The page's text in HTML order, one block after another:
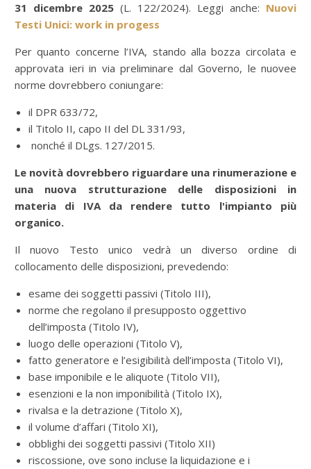
31 dicembre 2025 (L. 122/2024). Leggi anche: Nuovi
Testi Unici: work in progess
Per quanto concerne l’IVA, stando alla bozza circolata e
approvata ieri in via preliminare dal Governo, le nuovee
norme dovrebbero coniungare:
il DPR 633/72,
il Titolo II, capo II del DL 331/93,
nonché il DLgs. 127/2015.
Le novità dovrebbero riguardare una rinumerazione e
una nuova strutturazione delle disposizioni in
materia di IVA da rendere tutto l'impianto più
organico.
Il nuovo Testo unico vedrà un diverso ordine di
collocamento delle disposizioni, prevedendo:
esame dei soggetti passivi (Titolo III),
norme che regolano il presupposto oggettivo
dell’imposta (Titolo IV),
luogo delle operazioni (Titolo V),
fatto generatore e l’esigibilità dell’imposta (Titolo VI),
base imponibile e le aliquote (Titolo VII),
esenzioni e la non imponibilità (Titolo IX),
rivalsa e la detrazione (Titolo X),
il volume d’affari (Titolo XI),
obblighi dei soggetti passivi (Titolo XII)
riscossione, ove sono incluse la liquidazione e i